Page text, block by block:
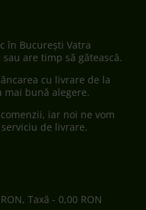
în București Vatra
are timp să gătească.
cu livrare de la
mai bună alegere.
iar noi ne vom
de livrare.
Taxă - 0,00 RON